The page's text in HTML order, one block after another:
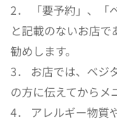
2． 「要予約」、「
と記載のないお店
勧めします。
3． お店では、ベジ
の方に伝えてからメ
4． アレルギー物質